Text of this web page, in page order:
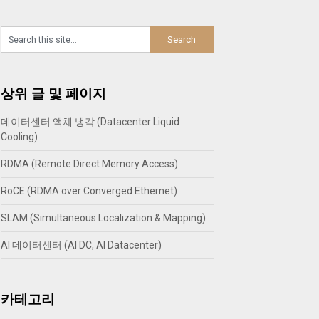
상위 글 및 페이지
데이터센터 액체 냉각 (Datacenter Liquid
Cooling)
RDMA (Remote Direct Memory Access)
RoCE (RDMA over Converged Ethernet)
SLAM (Simultaneous Localization & Mapping)
AI 데이터센터 (AI DC, AI Datacenter)
카테고리